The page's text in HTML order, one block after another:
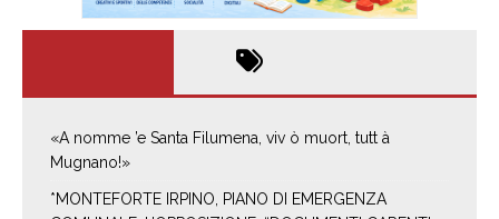
«A nomme ’e Santa Filumena, viv ò muort, tutt à
Mugnano!»
*MONTEFORTE IRPINO, PIANO DI EMERGENZA